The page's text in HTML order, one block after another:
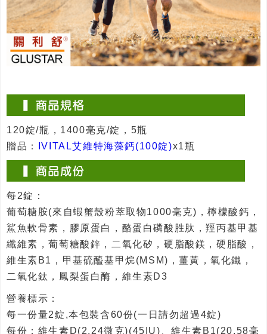
120錠/瓶，1400毫克/錠，5瓶
贈品：
IVITAL艾維特海藻鈣(100錠)x1瓶
每2錠：
葡萄糖胺(來自蝦蟹殼粉萃取物1000毫克)，檸檬酸鈣，
鯊魚軟骨素，膠原蛋白，酪蛋白磷酸胜肽，羥丙基甲基
纖維素，葡萄糖酸鋅，二氧化矽，硬脂酸鎂，硬脂酸，
維生素B1，甲基硫醯基甲烷(MSM)，薑黃，氧化鐵，
二氧化鈦，鳳梨蛋白酶，維生素D3
營養標示：
每一份量2錠,本包裝含60份(一日請勿超過4錠)
每份：維生素D(2.24微克)(45IU)、維生素B1(20.58毫